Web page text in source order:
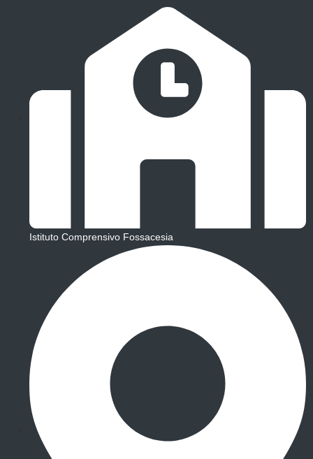
Istituto Comprensivo Fossacesia